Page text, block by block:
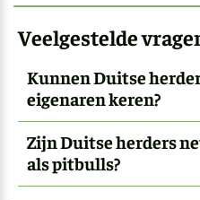
Veelgestelde
Kunnen Duitse
eigenaren keren?
Zijn Duitse herders
als pitbulls?